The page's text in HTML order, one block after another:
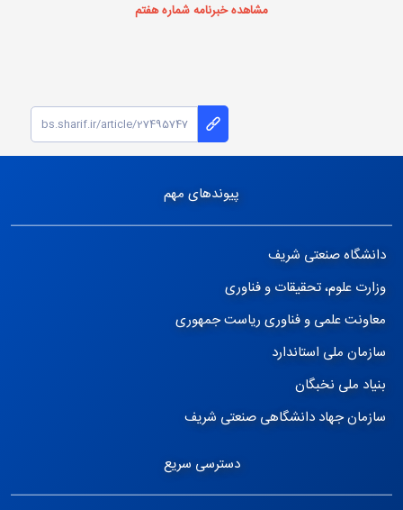
مشاهده خبرنامه شماره هفتم
پیوندهای مهم
دانشگاه صنعتی شریف
وزارت علوم، تحقیقات و فناوری
معاونت علمی و فناوری ریاست جمهوری
سازمان ملی استاندارد
بنیاد ملی نخبگان
سازمان جهاد دانشگاهی صنعتی شریف
دسترسی سریع